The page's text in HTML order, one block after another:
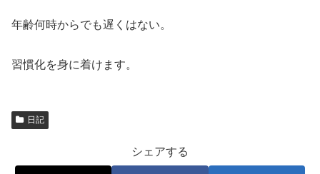
年齢何時からでも遅くはない。
習慣化を身に着けます。
日記
シェアする